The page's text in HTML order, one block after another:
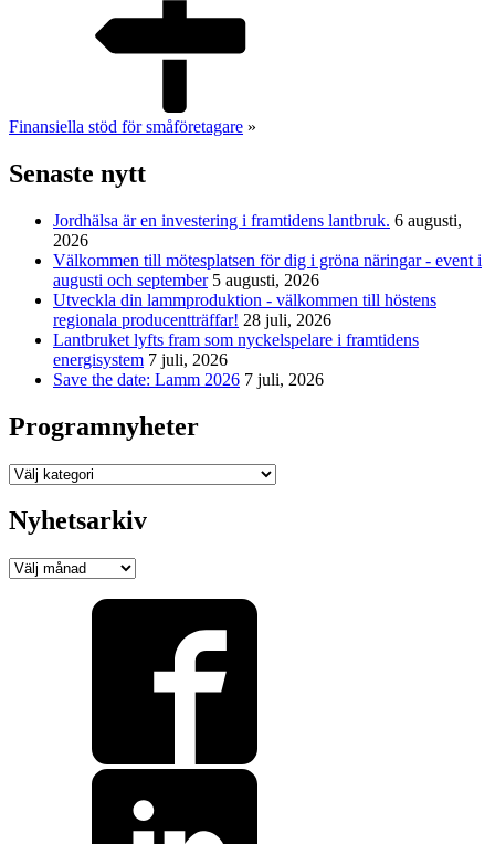
Finansiella stöd för småföretagare »
Senaste nytt
Jordhälsa är en investering i framtidens lantbruk. 6 augusti,
2026
Välkommen till mötesplatsen för dig i gröna näringar - event i
augusti och september 5 augusti, 2026
Utveckla din lammproduktion - välkommen till höstens
regionala producentträffar! 28 juli, 2026
Lantbruket lyfts fram som nyckelspelare i framtidens
energisystem 7 juli, 2026
Save the date: Lamm 2026 7 juli, 2026
Programnyheter
Programnyheter
Nyhetsarkiv
Nyhetsarkiv